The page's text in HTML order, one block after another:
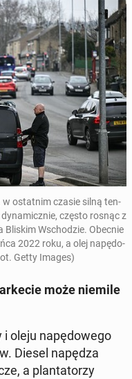
w ostat­nim czasie silną ten­
często rosnąc z
Wscho­dzie. Obecnie
2022 roku, a olej na­pę­do­
Getty Images)
może niemile
i oleju na­pę­do­we­go
Diesel napędza
a plan­ta­to­rzy